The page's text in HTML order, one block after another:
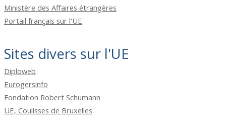
Ministère des Affaires étrangères
Portail français sur l'UE
Sites divers sur l'UE
Diploweb
Eurogersinfo
Fondation Robert Schumann
UE, Coulisses de Bruxelles